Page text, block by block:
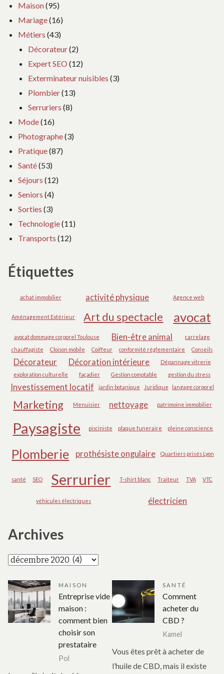
Maison(95)
Mariage(16)
Métiers (43)
Décorateur(2)
Expert SEO (12)
Exterminateur nuisibles (3)
Plombier(13)
Serruriers (8)
Mode(16)
Photographe(3)
Pratique(87)
Santé(53)
Séjours (12)
Seniors (4)
Sorties (3)
Technologie(11)
Transports (12)
Étiquettes
achat immobilier activité physique Agence web
Aménagement Extérieur Art du spectacle avocat
avocat dommage corporel Toulouse Bien-être animal
carrelage
chauffagiste
Cloison mobile Coiffeur conformité réglementaire Conseils
Décorateur Décoration intérieure
Dépannage vitrerie
exploration culturelle
façadier Gestion comptable gestion du stress
Investissement locatif jardin botanique Juridique langage corporel
Marketing Menuisier nettoyage patrimoine immobilier
Paysagiste pisciniste plaque funeraire pleine conscience
Plomberie prothésiste ongulaire Quartiers prisés Lyon
santé SEO Serrurier T-shirt blanc Traiteur TVA VTC
véhicules électriques électricien
Archives
Archives
MAISON
Entreprise vide
maison :
comment bien
choisir son
prestataire
Pol
SANTÉ
Comment
acheter du
CBD ?
Kamel
Vous êtes prêt à acheter de
l’huile de CBD, mais il existe